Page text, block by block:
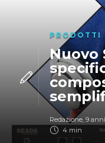
PRODOTTI
Nuovo
Redazione, 9
4 min